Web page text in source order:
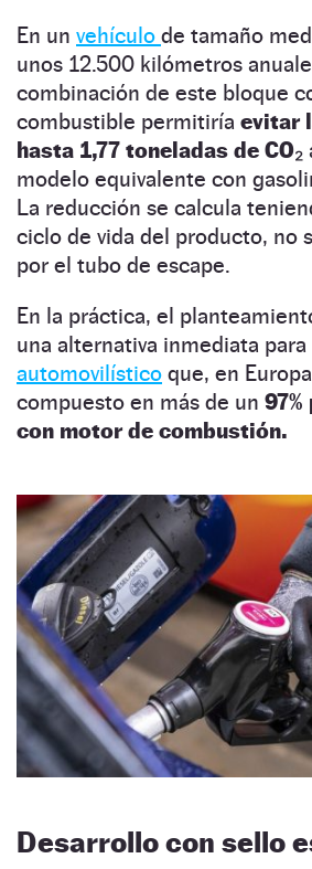
En un vehículo de tamaño
unos 12.500 kilómetros
combinación de este bloque
combustible permitiría evitar
hasta 1,77 toneladas de CO₂
modelo equivalente con
La reducción se calcula
ciclo de vida del producto, no
por el tubo de escape.
En la práctica, el
una alternativa inmediata para
automovilístico que, en
compuesto en más de un
con motor de combustión.
Desarrollo con sello